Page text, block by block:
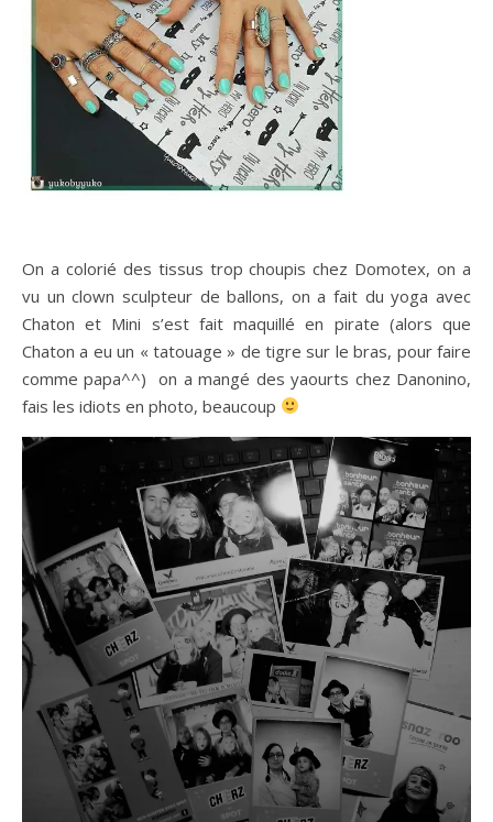
On a colorié des tissus trop choupis chez Domotex, on a
vu un clown sculpteur de ballons, on a fait du yoga avec
Chaton et Mini s’est fait maquillé en pirate (alors que
Chaton a eu un « tatouage » de tigre sur le bras, pour faire
comme papa^^) on a mangé des yaourts chez Danonino,
fais les idiots en photo, beaucoup